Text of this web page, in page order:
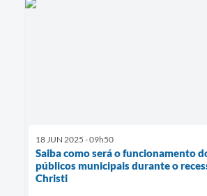
18 JUN 2025 - 09h50
Saiba como será o funcionamento
públicos municipais durante o
Christi